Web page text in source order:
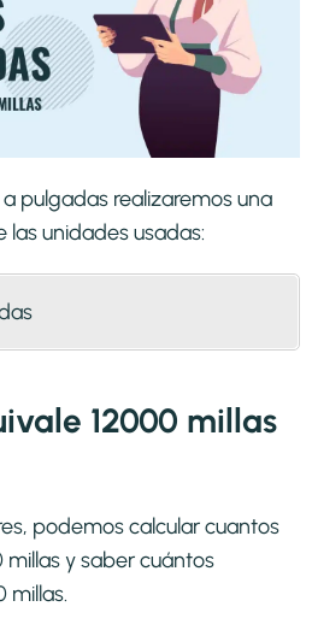
pulgadas realizaremos una
unidades usadas:
12000 millas
podemos calcular cuantos
y saber cuántos
millas.